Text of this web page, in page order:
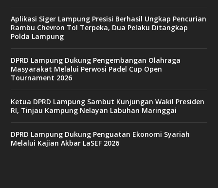
Aplikasi Siger Lampung Presisi Berhasil Ungkap Pencurian
Rambu Chevron Tol Terpeka, Dua Pelaku Ditangkap
Polda Lampung
DPRD Lampung Dukung Pengembangan Olahraga
Masyarakat Melalui Perwosi Padel Cup Open
Tournament 2026
Ketua DPRD Lampung Sambut Kunjungan Wakil Presiden
RI, Tinjau Kampung Nelayan Labuhan Maringgai
DPRD Lampung Dukung Penguatan Ekonomi Syariah
Melalui Kajian Akbar LaSEF 2026